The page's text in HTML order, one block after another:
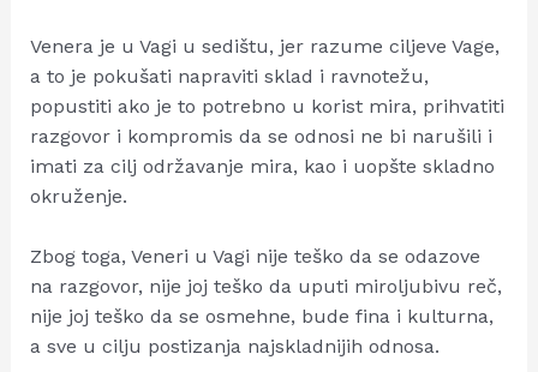
Venera je u Vagi u sedištu, jer razume ciljeve Vage,
a to je pokušati napraviti sklad i ravnotežu,
popustiti ako je to potrebno u korist mira, prihvatiti
razgovor i kompromis da se odnosi ne bi narušili i
imati za cilj održavanje mira, kao i uopšte skladno
okruženje.
Zbog toga, Veneri u Vagi nije teško da se odazove
na razgovor, nije joj teško da uputi miroljubivu reč,
nije joj teško da se osmehne, bude fina i kulturna,
a sve u cilju postizanja najskladnijih odnosa.